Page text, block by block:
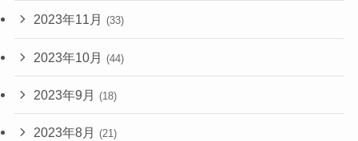
2023年11月 (33)
2023年10月 (44)
2023年9月 (18)
2023年8月 (21)